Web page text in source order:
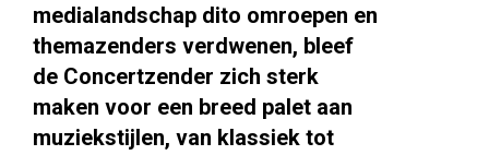
medialandschap dito omroepen en
themazenders verdwenen, bleef
de Concertzender zich sterk
maken voor een breed palet aan
muziekstijlen, van klassiek tot